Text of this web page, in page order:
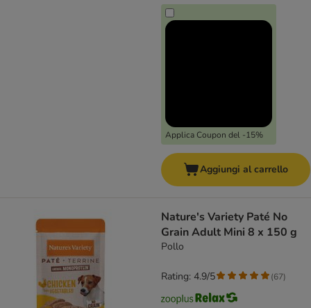
Applica Coupon del -15%
Aggiungi al carrello
Nature's Variety Paté No
Grain Adult Mini 8 x 150 g
Pollo
Rating: 4.9/5 (67)